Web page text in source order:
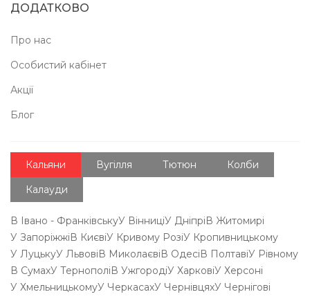
ДОДАТКОВО
Про нас
Особистий кабінет
Акції
Блог
Кальяни Вугілля Тютюн
Колби
Калауди
В Івано - ФранківськуУ ВінниціУ ДніпріВ Житомирі
У ЗапоріжжіВ КиєвіУ Кривому РозіУ Кропивницькому
У ЛуцькуУ ЛьвовіВ МиколаєвіВ ОдесіВ ПолтавіУ Рівному
В СумахУ ТернополіВ УжгородіУ ХарковіУ Херсоні
У ХмельницькомуУ ЧеркасахУ ЧернівцяхУ Чернігові